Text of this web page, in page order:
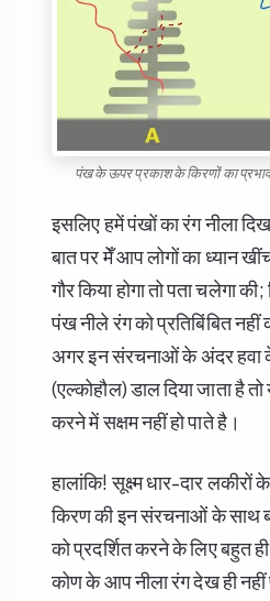
पंख के ऊपर प्रकाश के किरणों का
इसलिए हमें पंखों का रंग नीला
बात पर मेँ आप लोगों का ध्यान
गौर किया होगा तो पता चलेगा
पंख नीले रंग को प्रतिबिंबित
अगर इन संरचनाओं के अंदर हवा
(एल्कोहौल) डाल दिया जाता है
करने में सक्षम नहीं हो पाते है।
हालांकि! सूक्ष्म धार-दार
किरण की इन संरचनाओं के साथ
को प्रदर्शित करने के लिए बहुत
कोण के आप नीला रंग देख ही नहीं